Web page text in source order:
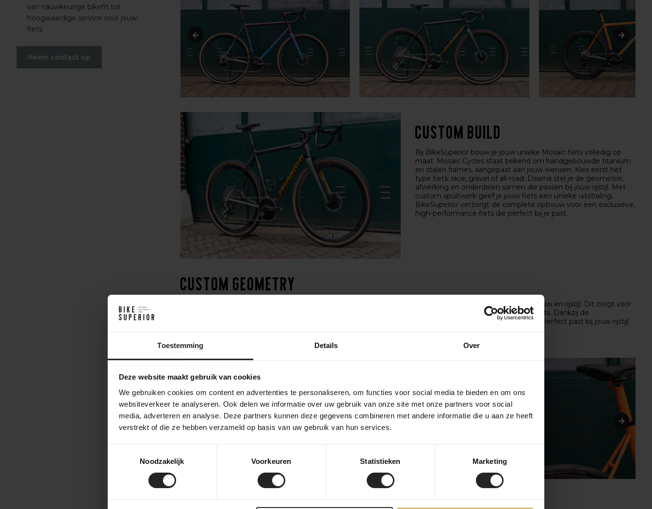
Toestemming Details Over
Deze website maakt gebruik van cookies
We gebruiken cookies om content en advertenties te personaliseren, om functies voor social media te bieden en om ons
websiteverkeer te analyseren. Ook delen we informatie over uw gebruik van onze site met onze partners voor social
media, adverteren en analyse. Deze partners kunnen deze gegevens combineren met andere informatie die u aan ze heeft
verstrekt of die ze hebben verzameld op basis van uw gebruik van hun services.
Noodzakelijk
Voorkeuren Statistieken Marketing
van nauwkeurige bikefit tot
hoogwaardige service voor jouw
fiets
Neem contact op
Custom build
Bij BikeSuperior bouw je jouw unieke Mosaic fiets volledig op
maat. Mosaic Cycles staat bekend om handgebouwde titanium
en stalen frames, aangepast aan jouw wensen. Kies eerst het
type fiets: race, gravel of all-road. Daarna stel je de geometrie,
afwerking en onderdelen samen die passen bij jouw rijstijl. Met
custom spuitwerk geef je jouw fiets een unieke uitstraling.
BikeSuperior verzorgt de complete opbouw voor een exclusieve,
high-performance fiets die perfect bij je past.
Custom Geometry
Als je kiest voor Mosaic kun je kiezen voor een custom geometrie, volledig afgestemd op jouw lichaamsbouw en rijstijl. Dit zorgt voor
een optimale fietspositie en verbeterde prestaties, ongeacht of je kiest voor een race-, gravel- of all-road fiets. Dankzij de
maatwerkbenadering van Mosaic creëer je een fiets die niet alleen comfortabel en efficiënt rijdt, maar ook perfect past bij jouw rijstijl